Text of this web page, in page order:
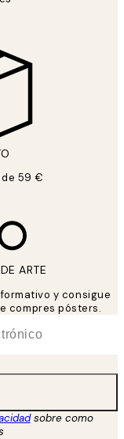
59 €
ARTE
y consigue
compres pósters.
sobre como